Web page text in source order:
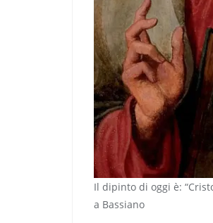
Il dipinto di oggi è:
a Bassiano